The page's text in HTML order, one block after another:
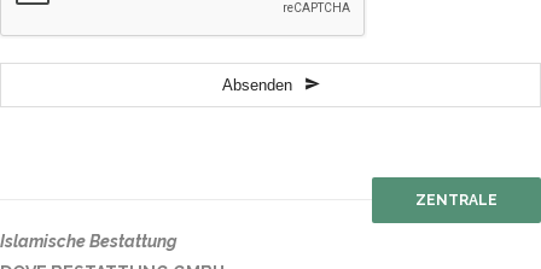
Website
Absenden
ZENTRALE
Islamische Bestattung